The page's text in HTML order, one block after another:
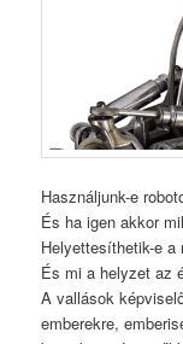
Használjunk-e
És ha igen akkor
Helyettesíthetik-e a
És mi a helyzet az
A vallások
emberekre,